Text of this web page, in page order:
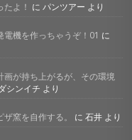
よ！ に パンツアー より
機を作っちゃうぞ！01 に
画が持ち上がるが、その環境
シンイチ より
窯を自作する。 に石井 より